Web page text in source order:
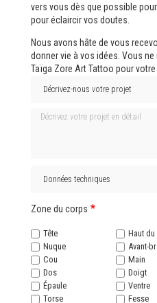
vers vous dès que possible
pour éclaircir vos doutes.
Nous avons hâte de vous
donner vie à vos idées. Vous
Taïga Zore Art Tattoo pour
Décrivez votre projet en détail
Zone du corps
Tête
Nuque
Cou
Dos
Épaule
Torse
Haut
Avant-
Main
Doigt
Ventre
Fesse